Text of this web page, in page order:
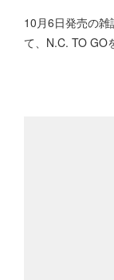
10月6日発売の
て、N.C. TO GO